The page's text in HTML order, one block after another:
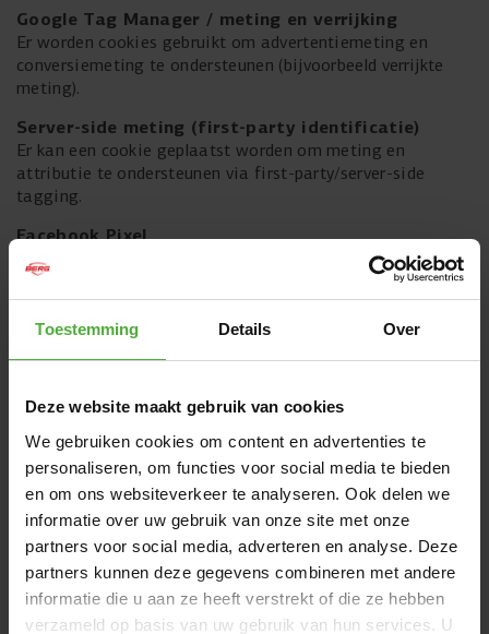
Toestemming Details Over
Deze website maakt gebruik van cookies
We gebruiken cookies om content en advertenties te
personaliseren, om functies voor social media te bieden
en om ons websiteverkeer te analyseren. Ook delen we
informatie over uw gebruik van onze site met onze
partners voor social media, adverteren en analyse. Deze
partners kunnen deze gegevens combineren met andere
informatie die u aan ze heeft verstrekt of die ze hebben
verzameld op basis van uw gebruik van hun services. U
Google Tag Manager / meting en verrijking
Er worden cookies gebruikt om advertentiemeting en
conversiemeting te ondersteunen (bijvoorbeeld verrijkte
meting).
Server-side meting (first-party identificatie)
Er kan een cookie geplaatst worden om meting en
attributie te ondersteunen via first-party/server-side
tagging.
Facebook Pixel
De Facebook Pixel cookie houdt bij welke pagina’s je
bekijkt. Deze gegevens worden gebruikt om op een
effectievere manier te adverteren.
Microsoft Advertising (Bing UET)
Er worden cookies geplaatst om campagnes te meten en
advertenties kunt zien.
Pinterest
Pinterest plaatst cookies om jouw bezoek te koppelen aan
advertentiemeting en om advertenties relevanter te
maken.
The Trade Desk
Deze cookies worden gebruikt om doelgroepen op te
bouwen en advertenties te meten en te optimaliseren.